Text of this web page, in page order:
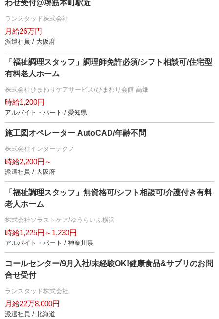
わせ受付@堺筋本町駅近
ランスタッド株式会社
月給26万円
派遣社員 / 大阪府
「福祉調理スタッフ」調理師免許必須/シフト相談可/住宅型
有料老人ホーム
株式会社ひまわりケアサービス/ひまわり会館 高畑
時給1,200円
アルバイト・パート / 愛知県
施工図オペレーター AutoCAD/年齢不問
株式会社インターテクノ
時給2,200円～
派遣社員 / 大阪府
「福祉調理スタッフ」無資格可/シフト相談可/介護付き有料
老人ホーム
株式会社ソラストケア/ゆうらいふ横浜
時給1,225円～1,230円
アルバイト・パート / 神奈川県
コールセンター/9月入社/未経験OK!健康食品&サプリのお問
合せ受付
ランスタッド株式会社
月給22万8,000円
派遣社員 / 北海道